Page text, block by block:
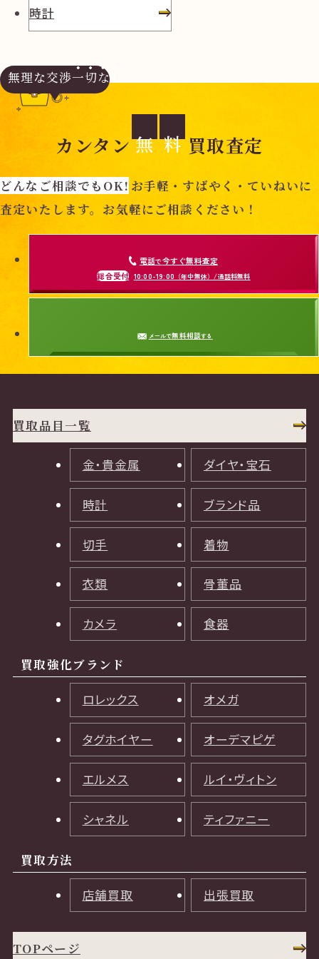
時計
無理な交渉一切なし
カンタン 無 料 買取査定
どんなご相談でもOK! お手軽・すばやく・ていねいに
査定いたします。お気軽にご相談ください！
電話で今すぐ無料査定
総合受付 10:00-19:00 （年中無休）/通話料無料
メールで無料相談する
買取品目一覧
金・貴金属 ダイヤ・宝石
時計 ブランド品
切手 着物
衣類 骨董品
カメラ 食器
買取強化ブランド
ロレックス オメガ
タグホイヤー オーデマピゲ
エルメス ルイ・ヴィトン
シャネル ティファニー
買取方法
店舗買取 出張買取
TOPページ